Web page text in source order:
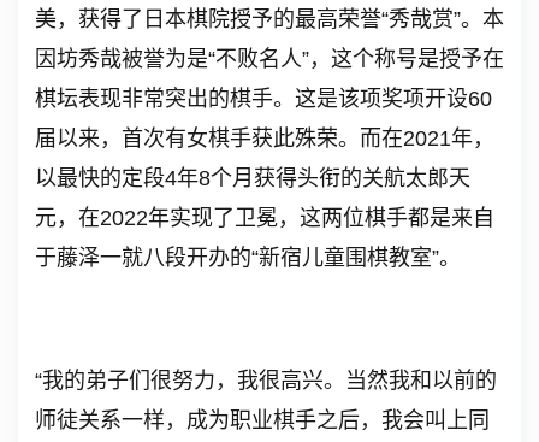
美，获得了日本棋院授予的最高荣誉“秀哉赏”。本
因坊秀哉被誉为是“不败名人”，这个称号是授予在
棋坛表现非常突出的棋手。这是该项奖项开设60
届以来，首次有女棋手获此殊荣。而在2021年，
以最快的定段4年8个月获得头衔的关航太郎天
元，在2022年实现了卫冕，这两位棋手都是来自
于藤泽一就八段开办的“新宿儿童围棋教室”。
“我的弟子们很努力，我很高兴。当然我和以前的
师徒关系一样，成为职业棋手之后，我会叫上同